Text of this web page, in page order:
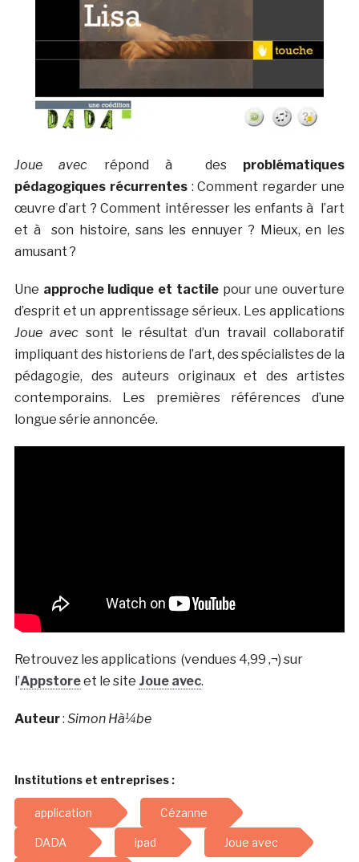
Joue avec répond à desproblématiques
pédagogiques récurrentes: Comment regarder une
œuvre d’art ? Comment intéresser les enfants à l’art
et à son histoire, sans les ennuyer ? Mieux, en les
amusant ?
Une approche ludique et tactilepour une ouverture
d’esprit et un apprentissage sérieux. Les applications
Joue avecsont le résultat d’un travail collaboratif
impliquant des historiens de l’art, des spécialistes de la
pédagogie, des auteurs originaux et des artistes
contemporains. Les premières références d’une
longue série annoncée.
Retrouvez les applications (vendues 4,99 ‚¬) sur
l’Appstoreet le site Joue avec.
Auteur: Simon Hà¼be
Institutions et entreprises :
application Cézanne
DADA ipad Joue avec